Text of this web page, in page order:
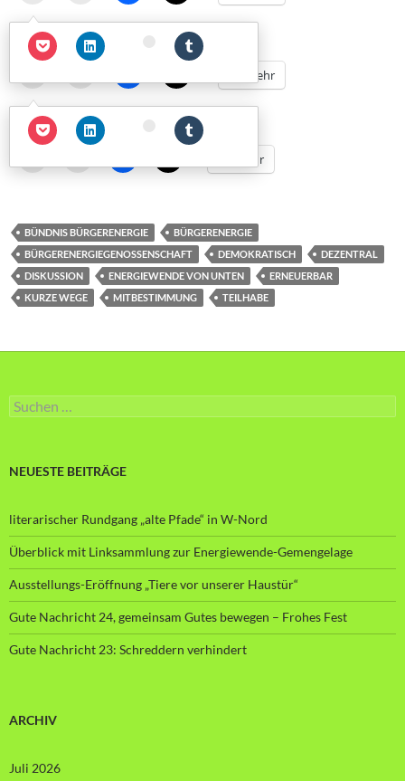
TEILEN MIT:
Mehr
TEILEN MIT:
Mehr
BÜNDNIS BÜRGERENERGIE
BÜRGERENERGIE
BÜRGERENERGIEGENOSSENSCHAFT
DEMOKRATISCH
DEZENTRAL
DISKUSSION
ENERGIEWENDE VON UNTEN
ERNEUERBAR
KURZE WEGE
MITBESTIMMUNG TEILHABE
Suche
nach:
NEUESTE BEITRÄGE
literarischer Rundgang „alte Pfade“ in W-Nord
Überblick mit Linksammlung zur Energiewende-Gemengelage
Ausstellungs-Eröffnung „Tiere vor unserer Haustür“
Gute Nachricht 24, gemeinsam Gutes bewegen – Frohes Fest
Gute Nachricht 23: Schreddern verhindert
ARCHIV
Juli 2026